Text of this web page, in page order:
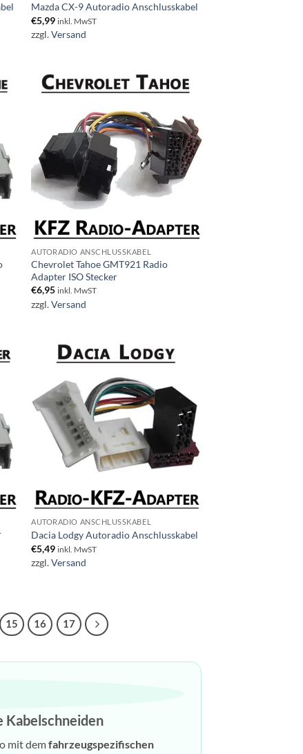
Mazda CX-9 Autoradio Anschlusskabel
€5,99 inkl. MwST
zzgl.Versand
AUTORADIO ANSCHLUSSKABEL
Chevrolet Tahoe GMT921 Radio
Adapter ISO Stecker
€6,95 inkl. MwST
zzgl.Versand
AUTORADIO ANSCHLUSSKABEL
Dacia Lodgy Autoradio Anschlusskabel
€5,49 inkl. MwST
zzgl.Versand
15 16 17
Kabelschneiden
mit demfahrzeugspezifischen